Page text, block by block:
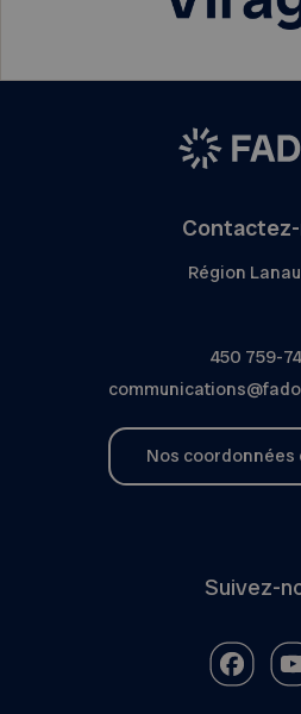
Région
450 759-
Nos coordonnées
Suivez-